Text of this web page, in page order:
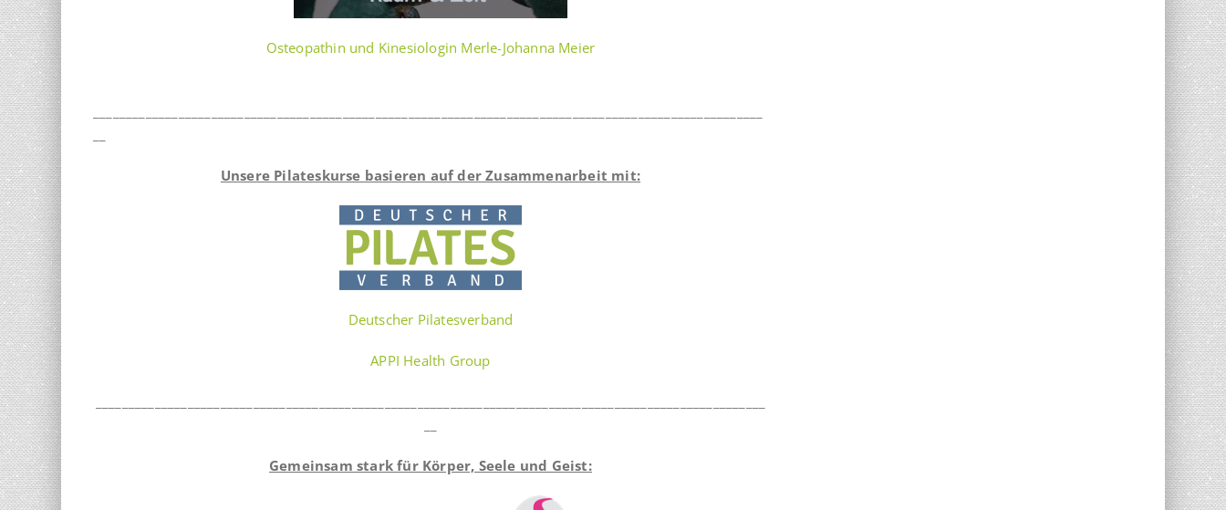
Osteopathin und Kinesiologin Merle-Johanna Meier
Unsere Pilateskurse basieren auf der Zusammenarbeit mit:
Deutscher Pilatesverband
APPI Health Group
Gemeinsam stark für Körper, Seele und Geist: